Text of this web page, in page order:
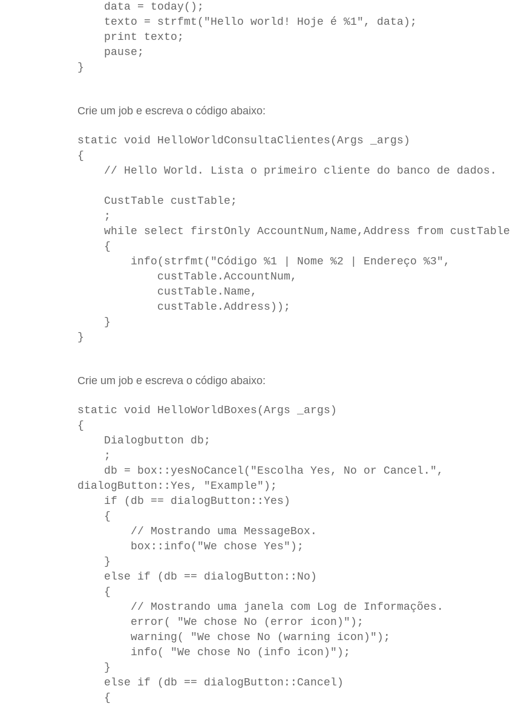
data = today();
texto = strfmt("Hello world! Hoje é %1", data);
print texto;
pause;
}
Crie um job e escreva o código abaixo:
static void HelloWorldConsultaClientes(Args _args)
{
// Hello World. Lista o primeiro cliente do banco de dados.
CustTable custTable;
;
while select firstOnly AccountNum,Name,Address from custTable
{
info(strfmt("Código %1 | Nome %2 | Endereço %3",
custTable.AccountNum,
custTable.Name,
custTable.Address));
}
}
Crie um job e escreva o código abaixo:
static void HelloWorldBoxes(Args _args)
{
Dialogbutton db;
;
db = box::yesNoCancel("Escolha Yes, No or Cancel.",
dialogButton::Yes, "Example");
if (db == dialogButton::Yes)
{
// Mostrando uma MessageBox.
box::info("We chose Yes");
}
else if (db == dialogButton::No)
{
// Mostrando uma janela com Log de Informações.
error( "We chose No (error icon)");
warning( "We chose No (warning icon)");
info( "We chose No (info icon)");
}
else if (db == dialogButton::Cancel)
{